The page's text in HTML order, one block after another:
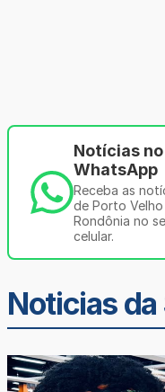
Notícias no
WhatsApp
Receba as
de Porto
Rondônia no
celular.
Noticias da